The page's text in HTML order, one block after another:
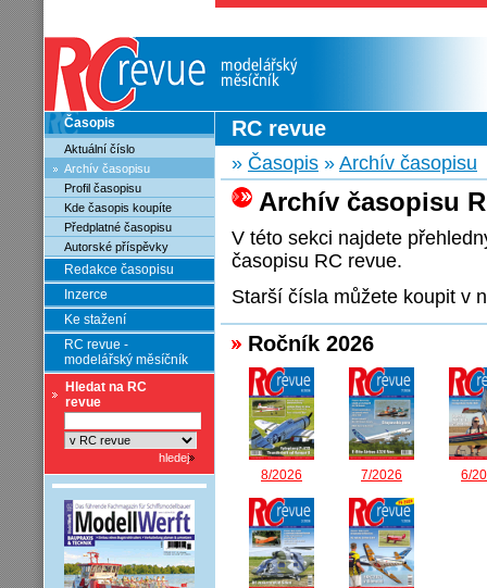
Časopis
Aktuální číslo
Archív časopisu
Profil časopisu
Kde časopis koupíte
Předplatné časopisu
Autorské příspěvky
Redakce časopisu
Inzerce
Ke stažení
RC revue -
modelářský měsíčník
Hledat na RC
revue
RC revue
» Časopis » Archív časopisu
Archív časopisu
V této sekci najdete
časopisu RC revue.
Starší čísla můžete koupit v
Ročník 2026
8/2026 7/2026 6/